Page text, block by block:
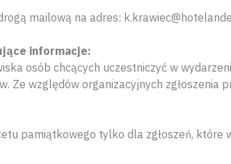
mailową na adres:
informacje:
osób chcących uczestniczyć w
Ze względów organizacyjnych zgłoszenia
pamiątkowego tylko dla zgłoszeń, które